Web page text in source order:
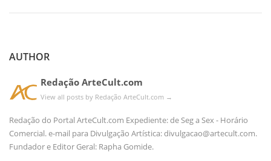
AUTHOR
Redação ArteCult.com
View all posts by Redação ArteCult.com →
Redação do Portal ArteCult.com Expediente: de Seg a Sex - Horário
Comercial. e-mail para Divulgação Artística: divulgacao@artecult.com.
Fundador e Editor Geral: Rapha Gomide.